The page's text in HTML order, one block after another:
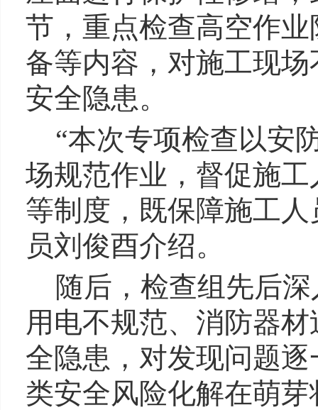
节，重点检查高空作
备等内容，对施工现
安全隐患。
“本次专项检查以安
场规范作业，督促施
等制度，既保障施工
员刘俊酉介绍。
随后，检查组先后
用电不规范、消防器
全隐患，对发现问题
类安全风险化解在萌芽